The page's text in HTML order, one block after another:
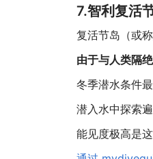
7.智利复活
复活节岛（或称
由于与人类隔
冬季潜水条件
潜入水中探索
能见度极高是